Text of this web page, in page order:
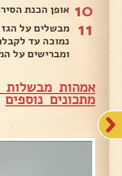
10 אופן הכנת
11
נמוכה עד
ומברישים על
אמהות מבשלות
מתכונים נוספים